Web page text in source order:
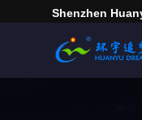
Shenzhen